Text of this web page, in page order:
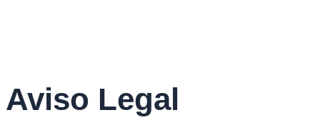
Aviso Legal